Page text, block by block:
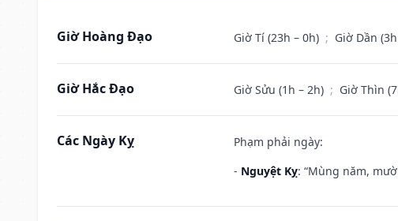
Giờ Hoàng Đạo Giờ Tí (23h – 0h) ; Giờ Dần
Giờ Hắc Đạo Giờ Sửu (1h – 2h) ; Giờ Thìn
Các Ngày Kỵ
Phạm phải ngày:
- Nguyệt Kỵ: “Mùng năm,